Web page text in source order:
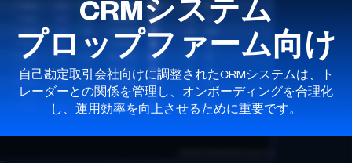
CRMシステム
プロップファーム向け
自己勘定取引会社向けに調整されたCRMシステムは、ト
レーダーとの関係を管理し、オンボーディングを合理化
し、運用効率を向上させるために重要です。